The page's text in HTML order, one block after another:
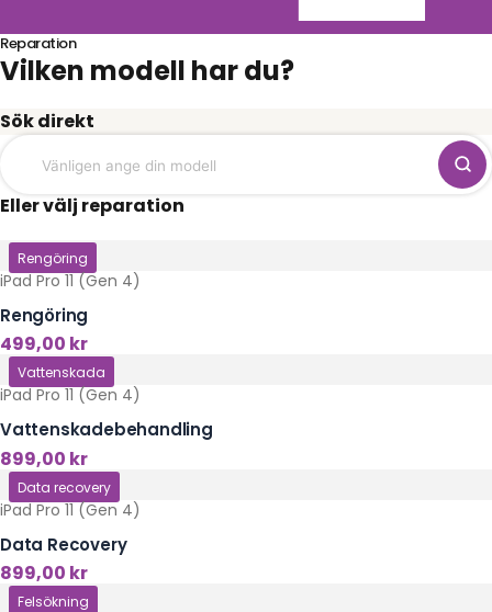
Reparation
Vilken modell har du?
Sök direkt
Eller välj reparation
Klicka här
Rengöring
iPad Pro 11 (Gen 4)
Rengöring
499,00 kr
Klicka här
Vattenskada
iPad Pro 11 (Gen 4)
Vattenskadebehandling
899,00 kr
Klicka här
Data recovery
iPad Pro 11 (Gen 4)
Data Recovery
899,00 kr
Klicka här
Felsökning